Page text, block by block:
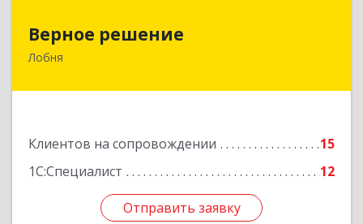
Верное решение
Лобня
Клиентов на сопровождении
15
1С:Специалист
12
Отправить заявку
141730, Московская обл, Лобня г, Чехова ул,
Отправить заявку